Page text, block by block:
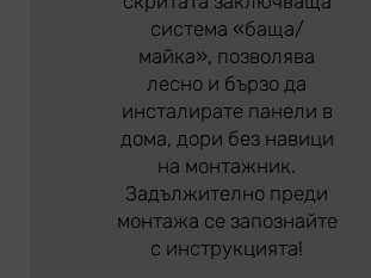
система «баща/
майка», позволява
лесно и бързо да
инсталирате панели в
дома, дори без навици
на монтажник.
Задължително преди
монтажа се запознайте
с инструкцията!